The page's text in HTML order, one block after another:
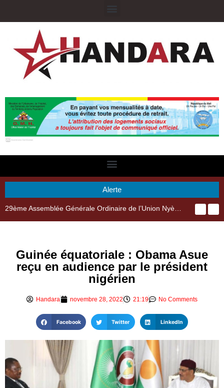
Alerte
29ème Assemblée Générale Ordinaire de l’Union Nyèsigiso : L’encours total des dépôts des membres passé de 18 milliards en 2024 à 21 milliards en 2025
Guinée équatoriale : Obama Asue
reçu en audience par le président
nigérien
Handara novembre 28, 2022 21:19 No Comments
Facebook Twitter LinkedIn